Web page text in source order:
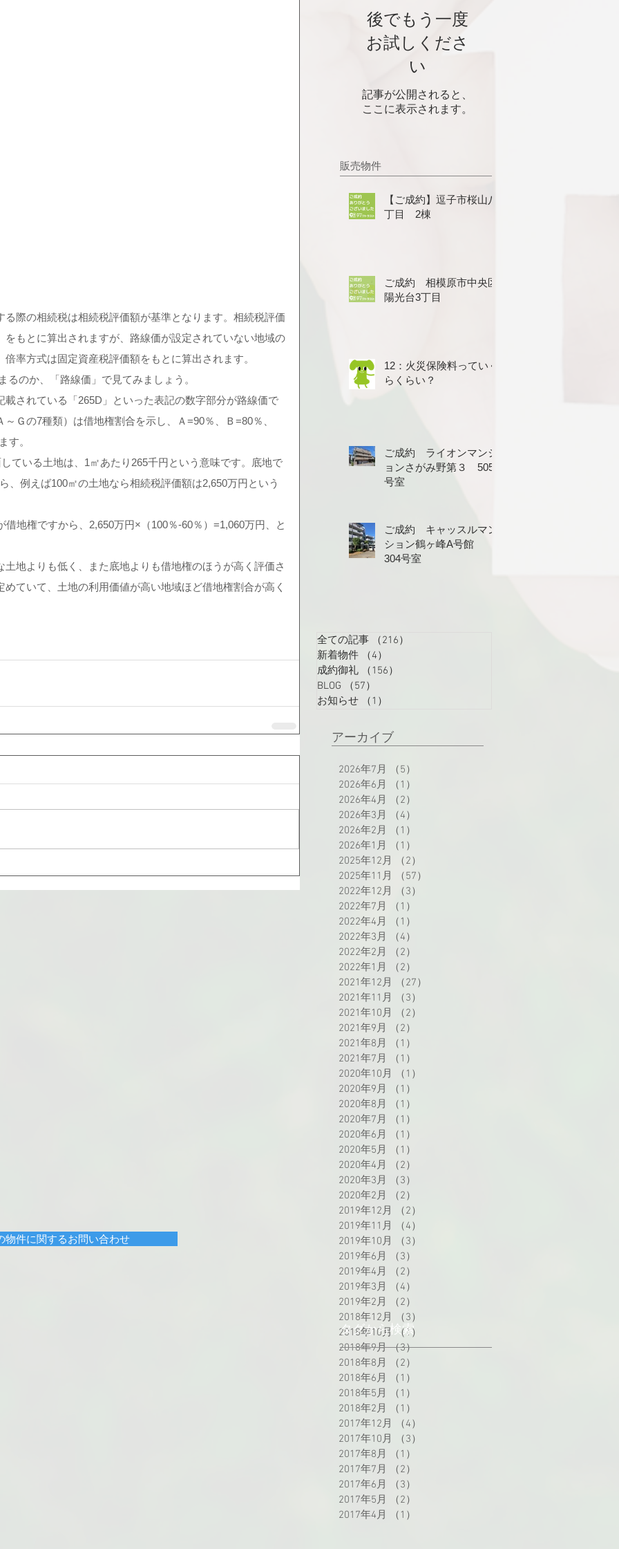
後でもう一度
お試しくださ
い
記事が公開されると、
ここに表示されます。
販売物件
【ご成約】逗子市桜山八
丁目 2棟
ご成約 相模原市中央区
陽光台3丁目
12：火災保険料っていく
らくらい？
ご成約 ライオンマンシ
ョンさがみ野第３ 505
号室
ご成約 キャッスルマン
ション鶴ヶ峰A号館
304号室
全ての記事 （216）
新着物件
（4）
成約御礼
（156）
BLOG
（57）
お知らせ
（1）
テイクトラストニュース
物件に関するお問い合わせ
アーカイブ
2026年7月 （5）
2026年6月
（1）
2026年4月
（2）
2026年3月
（4）
2026年2月
（1）
2026年1月
（1）
2025年12月
（2）
2025年11月
（57）
2022年12月
（3）
2022年7月
（1）
2022年4月
（1）
2022年3月
（4）
2022年2月
（2）
2022年1月
（2）
2021年12月
（27）
2021年11月
（3）
2021年10月
（2）
2021年9月
（2）
2021年8月
（1）
2021年7月
（1）
2020年10月
（1）
2020年9月
（1）
2020年8月
（1）
2020年7月
（1）
2020年6月
（1）
2020年5月
（1）
2020年4月
（2）
2020年3月
（3）
2020年2月
（2）
2019年12月
（2）
2019年11月
（4）
2019年10月
（3）
2019年6月
（3）
2019年4月
（2）
2019年3月
（4）
2019年2月
（2）
2018年12月
（3）
2018年10月 （1）
2018年9月 （3）3件の記事
2018年8月
（2）
2018年6月
（1）
2018年5月
（1）
2018年2月
（1）
2017年12月
（4）
2017年10月
（3）
2017年8月
（1）
2017年7月
（2）
2017年6月
（3）
2017年5月
（2）
2017年4月
（1）
タグから検索
際の相続税は相続税評価額が基準となります。相続税評価
もとに算出されますが、路線価が設定されていない地域の
率方式は固定資産税評価額をもとに算出されます。
のか、「路線価」で見てみましょう。
されている「265D」といった表記の数字部分が路線価で
Ｇの7種類）は借地権割合を示し、Ａ=90％、Ｂ=80％、
す。
、例えば100㎡の土地なら相続税評価額は2,650万円という
地よりも低く、また底地よりも借地権のほうが高く評価さ
ていて、土地の利用価値が高い地域ほど借地権割合が高く